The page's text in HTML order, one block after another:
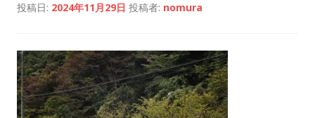
投稿日: 2024年11月29日 投稿者: nomura